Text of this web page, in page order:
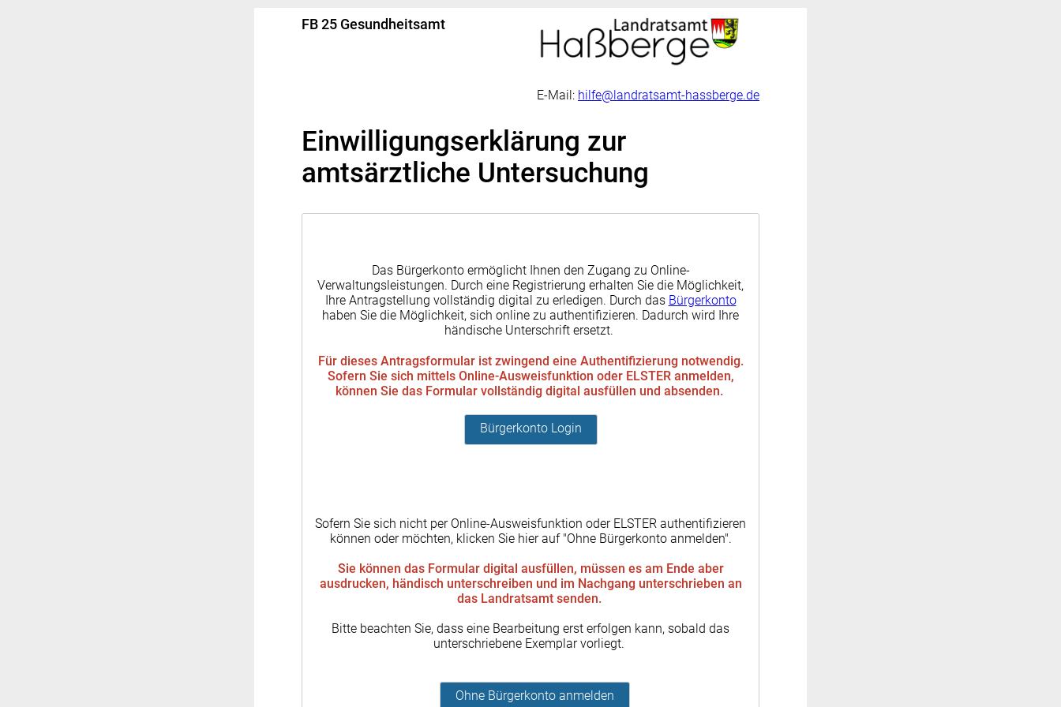
FB 25 Gesundheitsamt
E-Mail: hilfe@landratsamt-hassberge.de
Einwilligungserklärung zur
amtsärztliche Untersuchung
Das Bürgerkonto ermöglicht Ihnen den Zugang zu Online-
Verwaltungsleistungen. Durch eine Registrierung erhalten Sie die Möglichkeit,
Ihre Antragstellung vollständig digital zu erledigen. Durch das Bürgerkonto
haben Sie die Möglichkeit, sich online zu authentifizieren. Dadurch wird Ihre
händische Unterschrift ersetzt.
Für dieses Antragsformular ist zwingend eine Authentifizierung notwendig.
Sofern Sie sich mittels Online-Ausweisfunktion oder ELSTER anmelden,
können Sie das Formular vollständig digital ausfüllen und absenden.
Bürgerkonto Login
Sofern Sie sich nicht per Online-Ausweisfunktion oder ELSTER authentifizieren
können oder möchten, klicken Sie hier auf "Ohne Bürgerkonto anmelden".
Sie können das Formular digital ausfüllen, müssen es am Ende aber
ausdrucken, händisch unterschreiben und im Nachgang unterschrieben an
das Landratsamt senden.
Bitte beachten Sie, dass eine Bearbeitung erst erfolgen kann, sobald das
unterschriebene Exemplar vorliegt.
Ohne Bürgerkonto anmelden